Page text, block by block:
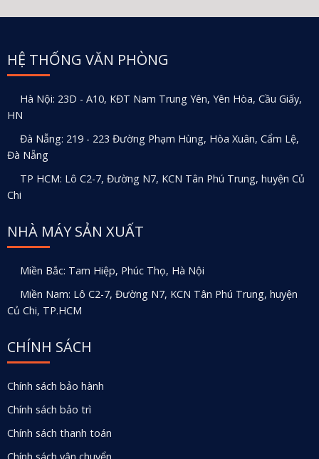
HỆ THỐNG VĂN PHÒNG
Hà Nội: 23D - A10, KĐT Nam Trung Yên, Yên Hòa, Cầu Giấy,
HN
Đà Nẵng: 219 - 223 Đường Phạm Hùng, Hòa Xuân, Cẩm Lệ,
Đà Nẵng
TP HCM: Lô C2-7, Đường N7, KCN Tân Phú Trung, huyện Củ
Chi
NHÀ MÁY SẢN XUẤT
Miền Bắc: Tam Hiệp, Phúc Thọ, Hà Nội
Miền Nam: Lô C2-7, Đường N7, KCN Tân Phú Trung, huyện
Củ Chi, TP.HCM
CHÍNH SÁCH
Chính sách bảo hành
Chính sách bảo trì
Chính sách thanh toán